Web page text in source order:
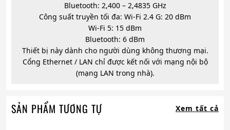
Bluetooth: 2,400 – 2,4835 GHz
Công suất truyền tối đa: Wi-Fi 2.4 G: 20 dBm
Wi-Fi 5: 15 dBm
Bluetooth: 6 dBm
Thiết bị này dành cho người dùng không thương mại.
Cổng Ethernet / LAN chỉ được kết nối với mạng nội bộ
(mạng LAN trong nhà).
SẢN PHẨM TƯƠNG TỰ Xem tất cả